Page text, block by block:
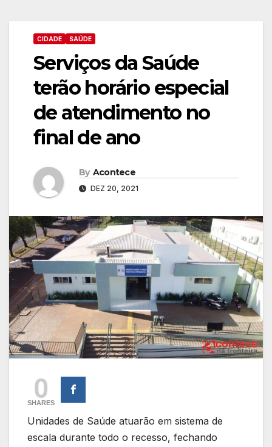
CIDADE SAÚDE
Serviços da Saúde
terão horário especial
de atendimento no
final de ano
By Acontece
DEZ 20, 2021
0
SHARES
Unidades de Saúde atuarão em sistema de
escala durante todo o recesso, fechando